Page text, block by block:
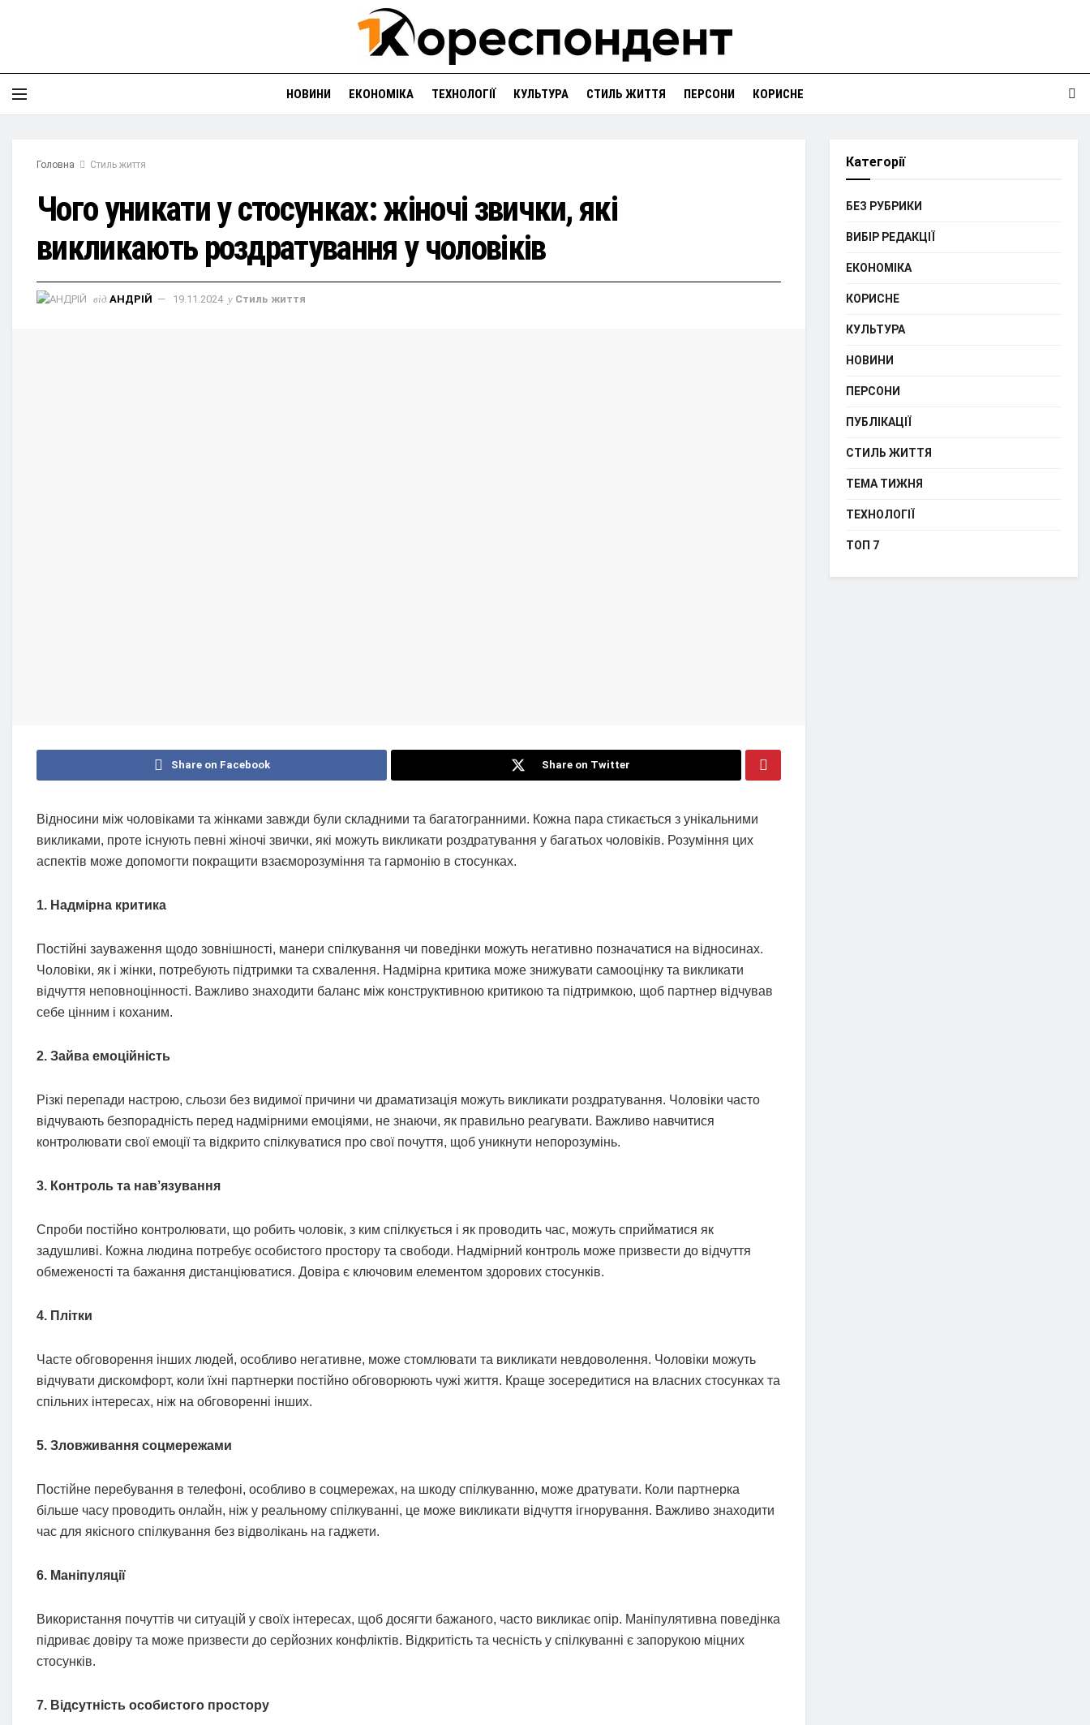
НОВИНИ ЕКОНОМІКА ТЕХНОЛОГІЇ КУЛЬТУРА СТИЛЬ ЖИТТЯ ПЕРСОНИ КОРИСНЕ
Головна Стиль життя
Чого уникати у стосунках: жіночі звички, які
викликають роздратування у чоловіків
від АНДРІЙ 19.11.2024 у Стиль життя
Share on Facebook Share on Twitter
Відносини між чоловіками та жінками завжди були складними та багатогранними. Кожна пара стикається з унікальними
викликами, проте існують певні жіночі звички, які можуть викликати роздратування у багатьох чоловіків. Розуміння цих
аспектів може допомогти покращити взаєморозуміння та гармонію в стосунках.
1. Надмірна критика
Постійні зауваження щодо зовнішності, манери спілкування чи поведінки можуть негативно позначатися на відносинах.
Чоловіки, як і жінки, потребують підтримки та схвалення. Надмірна критика може знижувати самооцінку та викликати
відчуття неповноцінності. Важливо знаходити баланс між конструктивною критикою та підтримкою, щоб партнер відчував
себе цінним і коханим.
2. Зайва емоційність
Різкі перепади настрою, сльози без видимої причини чи драматизація можуть викликати роздратування. Чоловіки часто
відчувають безпорадність перед надмірними емоціями, не знаючи, як правильно реагувати. Важливо навчитися
контролювати свої емоції та відкрито спілкуватися про свої почуття, щоб уникнути непорозумінь.
3. Контроль та нав’язування
Спроби постійно контролювати, що робить чоловік, з ким спілкується і як проводить час, можуть сприйматися як
задушливі. Кожна людина потребує особистого простору та свободи. Надмірний контроль може призвести до відчуття
обмеженості та бажання дистанціюватися. Довіра є ключовим елементом здорових стосунків.
4. Плітки
Часте обговорення інших людей, особливо негативне, може стомлювати та викликати невдоволення. Чоловіки можуть
відчувати дискомфорт, коли їхні партнерки постійно обговорюють чужі життя. Краще зосередитися на власних стосунках та
спільних інтересах, ніж на обговоренні інших.
5. Зловживання соцмережами
Постійне перебування в телефоні, особливо в соцмережах, на шкоду спілкуванню, може дратувати. Коли партнерка
більше часу проводить онлайн, ніж у реальному спілкуванні, це може викликати відчуття ігнорування. Важливо знаходити
час для якісного спілкування без відволікань на гаджети.
6. Маніпуляції
Використання почуттів чи ситуацій у своїх інтересах, щоб досягти бажаного, часто викликає опір. Маніпулятивна поведінка
підриває довіру та може призвести до серйозних конфліктів. Відкритість та чесність у спілкуванні є запорукою міцних
стосунків.
7. Відсутність особистого простору
Категорії
БЕЗ РУБРИКИ
ВИБІР РЕДАКЦІЇ
ЕКОНОМІКА
КОРИСНЕ
КУЛЬТУРА
НОВИНИ
ПЕРСОНИ
ПУБЛІКАЦІЇ
СТИЛЬ ЖИТТЯ
ТЕМА ТИЖНЯ
ТЕХНОЛОГІЇ
ТОП 7